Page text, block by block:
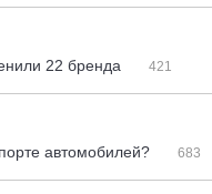
22 бренда
421
автомобилей?
683